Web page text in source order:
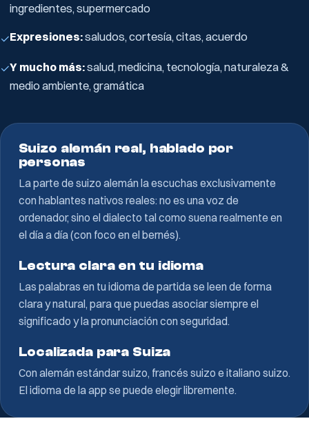
ingredientes, supermercado
✓Expresiones:saludos, cortesía, citas, acuerdo
✓Y mucho más:salud, medicina, tecnología, naturaleza &
medio ambiente, gramática
Suizo alemán real, hablado por
personas
La parte de suizo alemán la escuchas exclusivamente
con hablantes nativos reales: no es una voz de
ordenador, sino el dialecto tal como suena realmente en
el día a día (con foco en el bernés).
Lectura clara en tu idioma
Las palabras en tu idioma de partida se leen de forma
clara y natural, para que puedas asociar siempre el
significado y la pronunciación con seguridad.
Localizada para Suiza
Con alemán estándar suizo, francés suizo e italiano suizo.
El idioma de la app se puede elegir libremente.